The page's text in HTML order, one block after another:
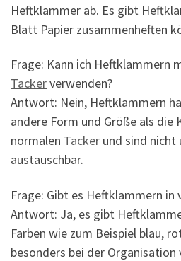
Heftklammer ab. Es gibt
Blatt Papier zusammenheften
Frage: Kann ich Heftklammern
Tackerverwenden?
Antwort: Nein, Heftklammern
andere Form und Größe als die
normalen Tacker und sind nicht
austauschbar.
Frage: Gibt es Heftklammern in
Antwort: Ja, es gibt
Farben wie zum Beispiel blau,
besonders bei der Organisation